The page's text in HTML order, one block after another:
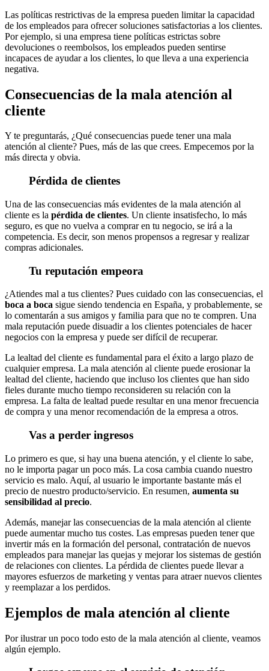
Las políticas restrictivas de la empresa pueden limitar la capacidad
de los empleados para ofrecer soluciones satisfactorias a los clientes.
Por ejemplo, si una empresa tiene políticas estrictas sobre
devoluciones o reembolsos, los empleados pueden sentirse
incapaces de ayudar a los clientes, lo que lleva a una experiencia
negativa.
Consecuencias de la mala atención al
cliente
Y te preguntarás, ¿Qué consecuencias puede tener una mala
atención al cliente? Pues, más de las que crees. Empecemos por la
más directa y obvia.
Pérdida de clientes
Una de las consecuencias más evidentes de la mala atención al
cliente es la pérdida de clientes. Un cliente insatisfecho, lo más
seguro, es que no vuelva a comprar en tu negocio, se irá a la
competencia. Es decir, son menos propensos a regresar y realizar
compras adicionales.
Tu reputación empeora
¿Atiendes mal a tus clientes? Pues cuidado con las consecuencias, el
boca a boca sigue siendo tendencia en España, y probablemente, se
lo comentarán a sus amigos y familia para que no te compren. Una
mala reputación puede disuadir a los clientes potenciales de hacer
negocios con la empresa y puede ser difícil de recuperar.
La lealtad del cliente es fundamental para el éxito a largo plazo de
cualquier empresa. La mala atención al cliente puede erosionar la
lealtad del cliente, haciendo que incluso los clientes que han sido
fieles durante mucho tiempo reconsideren su relación con la
empresa. La falta de lealtad puede resultar en una menor frecuencia
de compra y una menor recomendación de la empresa a otros.
Vas a perder ingresos
Lo primero es que, si hay una buena atención, y el cliente lo sabe,
no le importa pagar un poco más. La cosa cambia cuando nuestro
servicio es malo. Aquí, al usuario le importante bastante más el
precio de nuestro producto/servicio. En resumen, aumenta su
sensibilidad al precio.
Además, manejar las consecuencias de la mala atención al cliente
puede aumentar mucho tus costes. Las empresas pueden tener que
invertir más en la formación del personal, contratación de nuevos
empleados para manejar las quejas y mejorar los sistemas de gestión
de relaciones con clientes. La pérdida de clientes puede llevar a
mayores esfuerzos de marketing y ventas para atraer nuevos clientes
y reemplazar a los perdidos.
Ejemplos de mala atención al cliente
Por ilustrar un poco todo esto de la mala atención al cliente, veamos
algún ejemplo.